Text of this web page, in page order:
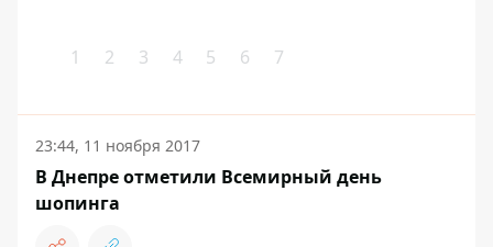
1 2 3 4 5 6 7
23:44, 11 ноября 2017
В Днепре отметили Всемирный день
шопинга